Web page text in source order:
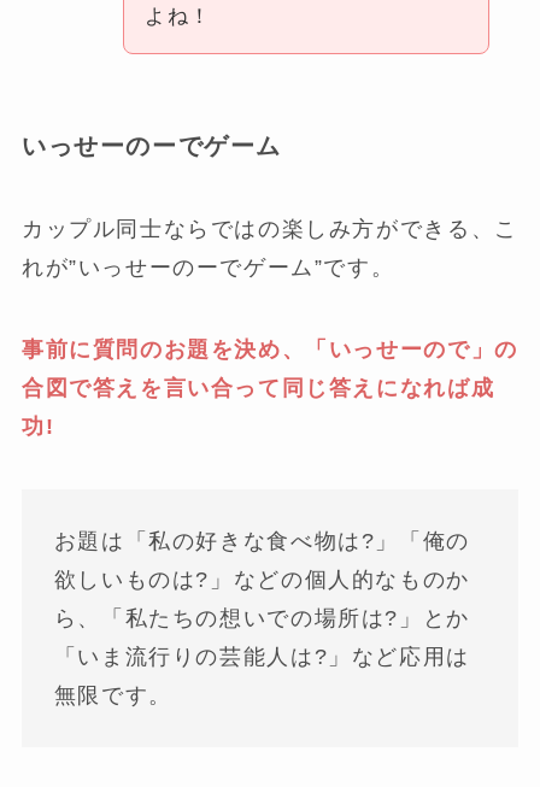
よね！
いっせーのーでゲーム
カップル同士ならではの楽しみ方ができる、こ
れが”いっせーのーでゲーム”です。
事前に質問のお題を決め、「いっせーので」の
合図で答えを言い合って同じ答えになれば成
功!
お題は「私の好きな食べ物は?」「俺の
欲しいものは?」などの個人的なものか
ら、「私たちの想いでの場所は?」とか
「いま流行りの芸能人は?」など応用は
無限です。